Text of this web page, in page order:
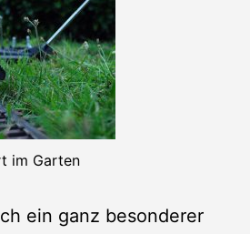
im Garten
ein ganz besonderer